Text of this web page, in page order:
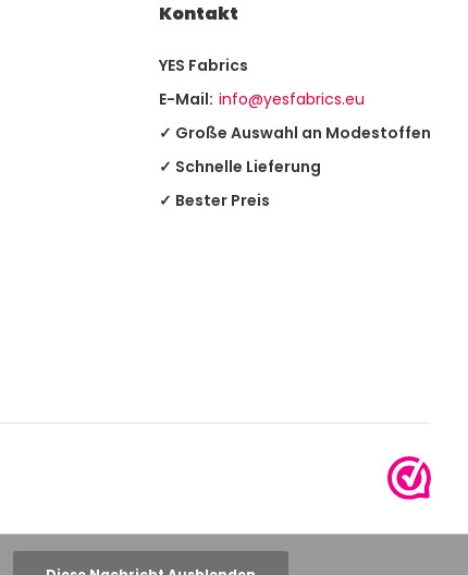
Kontakt
YES Fabrics
E-Mail: info@yesfabrics.eu
✓ Große Auswahl an Modestoffen
✓ Schnelle Lieferung
✓ Bester Preis